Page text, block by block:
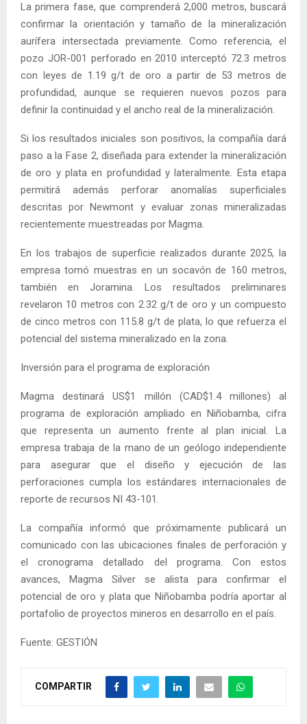
La primera fase, que comprenderá 2,000 metros, buscará
confirmar la orientación y tamaño de la mineralización
aurífera intersectada previamente. Como referencia, el
pozo JOR-001 perforado en 2010 interceptó 72.3 metros
con leyes de 1.19 g/t de oro a partir de 53 metros de
profundidad, aunque se requieren nuevos pozos para
definir la continuidad y el ancho real de la mineralización.
Si los resultados iniciales son positivos, la compañía dará
paso a la Fase 2, diseñada para extender la mineralización
de oro y plata en profundidad y lateralmente. Esta etapa
permitirá además perforar anomalías superficiales
descritas por Newmont y evaluar zonas mineralizadas
recientemente muestreadas por Magma.
En los trabajos de superficie realizados durante 2025, la
empresa tomó muestras en un socavón de 160 metros,
también en Joramina. Los resultados preliminares
revelaron 10 metros con 2.32 g/t de oro y un compuesto
de cinco metros con 115.8 g/t de plata, lo que refuerza el
potencial del sistema mineralizado en la zona.
Inversión para el programa de exploración
Magma destinará US$1 millón (CAD$1.4 millones) al
programa de exploración ampliado en Niñobamba, cifra
que representa un aumento frente al plan inicial. La
empresa trabaja de la mano de un geólogo independiente
para asegurar que el diseño y ejecución de las
perforaciones cumpla los estándares internacionales de
reporte de recursos NI 43-101.
La compañía informó que próximamente publicará un
comunicado con las ubicaciones finales de perforación y
el cronograma detallado del programa. Con estos
avances, Magma Silver se alista para confirmar el
potencial de oro y plata que Niñobamba podría aportar al
portafolio de proyectos mineros en desarrollo en el país.
Fuente: GESTIÓN
COMPARTIR